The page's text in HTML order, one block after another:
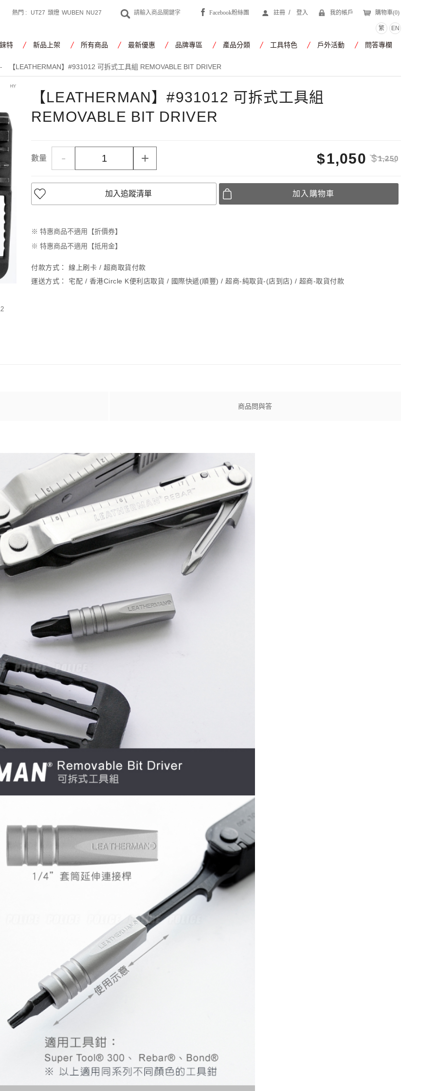
熱門 : UT27 頭燈 WUBEN NU27 Facebook粉絲團 註冊 / 登入 我的帳戶 購物車(0)
繁 EN
特 新品上架 所有商品 最新優惠 品牌專區 產品分類 工具特色 戶外活動 問答專欄
- 【LEATHERMAN】#931012 可拆式工具組 REMOVABLE BIT DRIVER
【LEATHERMAN】#931012 可拆式工具組
REMOVABLE BIT DRIVER
數量 - + $1,050 $1,250
加入追蹤清單 加入購物車
※ 特惠商品不適用【折價券】
※ 特惠商品不適用【抵用金】
付款方式：
線上刷卡 / 超商取貨付款
運送方式：
宅配 / 香港Circle K便利店取貨 / 國際快遞(順豐) / 超商-純取貨-(店到店) / 超商-取貨付款
商品問與答